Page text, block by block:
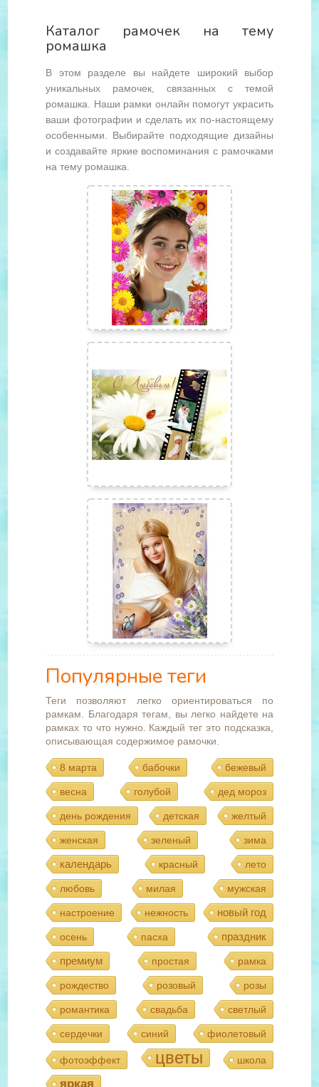
Каталог рамочек на тему
ромашка
В этом разделе вы найдете широкий выбор
уникальных рамочек, связанных с темой
ромашка. Наши рамки онлайн помогут украсить
ваши фотографии и сделать их по-настоящему
особенными. Выбирайте подходящие дизайны
и создавайте яркие воспоминания с рамочками
на тему ромашка.
Популярные теги
Теги позволяют легко ориентироваться по
рамкам. Благодаря тегам, вы легко найдете на
рамках то что нужно. Каждый тег это подсказка,
описывающая содержимое рамочки.
8 марта бабочки бежевый
весна голубой дед мороз
день рождения детская желтый
женская зеленый зима
календарь красный лето
любовь милая мужская
настроение нежность новый год
осень пасха
праздник
премиум
простая рамка
рождество розовый розы
романтика свадьба светлый
сердечки синий фиолетовый
фотоэффект цветы школа
яркая